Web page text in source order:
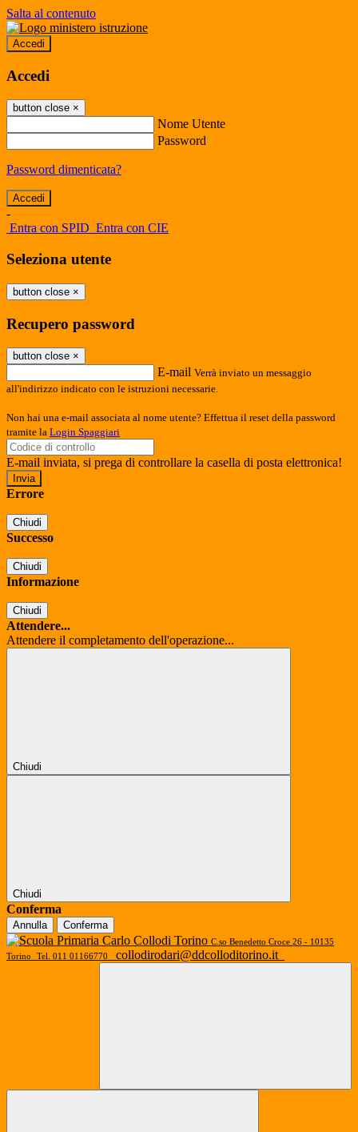
Salta al contenuto
Accedi
Accedi
button close ×
Nome Utente
Password
Password dimenticata?
-
Entra con SPID Entra con CIE
Seleziona utente
button close ×
Recupero password
button close ×
E-mail Verrà inviato un messaggio
all'indirizzo indicato con le istruzioni necessarie.
Non hai una e-mail associata al nome utente? Effettua il reset della password
tramite la Login Spaggiari
E-mail inviata, si prega di controllare la casella di posta elettronica!
Errore
Chiudi
Successo
Chiudi
Informazione
Chiudi
Attendere...
Attendere il completamento dell'operazione...
Chiudi
Chiudi
Conferma
Annulla Conferma
C.so Benedetto Croce 26 - 10135
Torino
Tel. 011 01166770 collodirodari@ddcolloditorino.it